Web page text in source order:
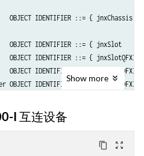
OBJECT IDENTIFIER ::= { jnxChassis
OBJECT IDENTIFIER ::= { jnxSlot
OBJECT IDENTIFIER ::= {
OBJECT IDENTIFIER ::= {
OBJECT IDENTIFIER ::= {
OBJECT IDENTIFIER ::= {
OBJECT IDENTIFIER ::= {
OBJECT IDENTIFIER ::= {
Show more
I 互连设备
content_copy zoom_out_map